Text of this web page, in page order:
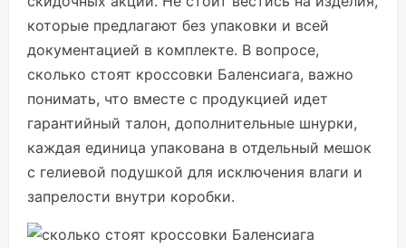
которые предлагают без упаковки и всей
документацией в комплекте. В вопросе,
сколько стоят кроссовки Баленсиага, важно
понимать, что вместе с продукцией идет
гарантийный талон, дополнительные шнурки,
каждая единица упакована в отдельный мешок
с гелиевой подушкой для исключения влаги и
запрелости внутри коробки.